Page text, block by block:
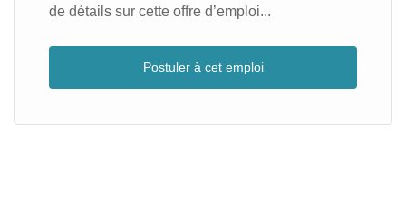
de détails sur cette offre d’emploi...
Postuler à cet emploi